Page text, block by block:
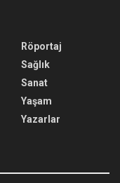
Röportaj
Sağlık
Sanat
Yaşam
Yazarlar